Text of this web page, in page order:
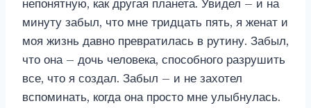
непонятную, как другая планета. Увидел – и на
минуту забыл, что мне тридцать пять, я женат и
моя жизнь давно превратилась в рутину. Забыл,
что она – дочь человека, способного разрушить
все, что я создал. Забыл – и не захотел
вспоминать, когда она просто мне улыбнулась.